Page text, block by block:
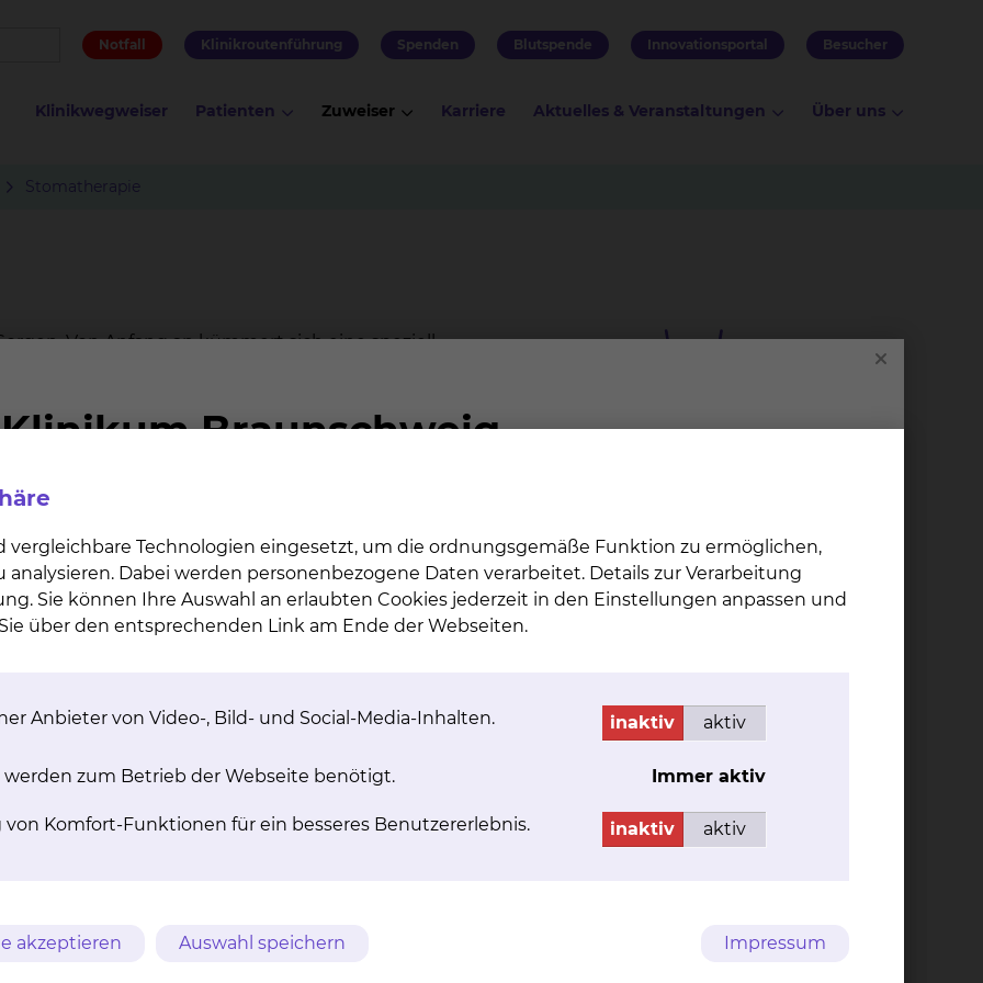
Notfall Klinikroutenführung Spenden Blutspende Innovationsportal Besucher
Klinikwegweiser Patienten Zuweiser Karriere Aktuelles & Veranstaltungen Über uns
Stomatherapie
Tel.: +49 531 595 2239
Per E-Mail kontaktieren
Von Anfang an kümmert sich eine speziell
mit ein.
Anus praeter (AP), Mund, Öffnung. Von
Behandlungsverfahren geeignet?
nicht vorstellbar. Ein künstlicher Darmausgang lässt das
häufig ist der künstliche Darmausgang nur vorübergehend notwendig, so dass er nach einigen
leben ca. 100.000 Menschen mit solch einem Stoma. Das sind über 300 Menschen in
meisten Menschen ist mit einem Stoma ein vollkommen normales Leben möglich. Neben den
älteren Menschen nicht selten vorkommt, ist die Teilnahme am sozialen Leben mit bestehendem
Menschen mit künstlichem Darmausgang sind in unserer Gesellschaft gut organisiert. Neben
vergleichbare Technologien eingesetzt, um die ordnungsgemäße Funktion zu ermöglichen,
Dabei werden personenbezogene Daten verarbeitet. Details zur Verarbeitung
Sie können Ihre Auswahl an erlaubten Cookies jederzeit in den Einstellungen anpassen und
über den entsprechenden Link am Ende der Webseiten.
Anbieter von Video-, Bild- und Social-Media-Inhalten. inaktiv aktiv
werden zum Betrieb der Webseite benötigt. Immer aktiv
Komfort-Funktionen für ein besseres Benutzererlebnis. inaktiv aktiv
akzeptieren Auswahl speichern Impressum